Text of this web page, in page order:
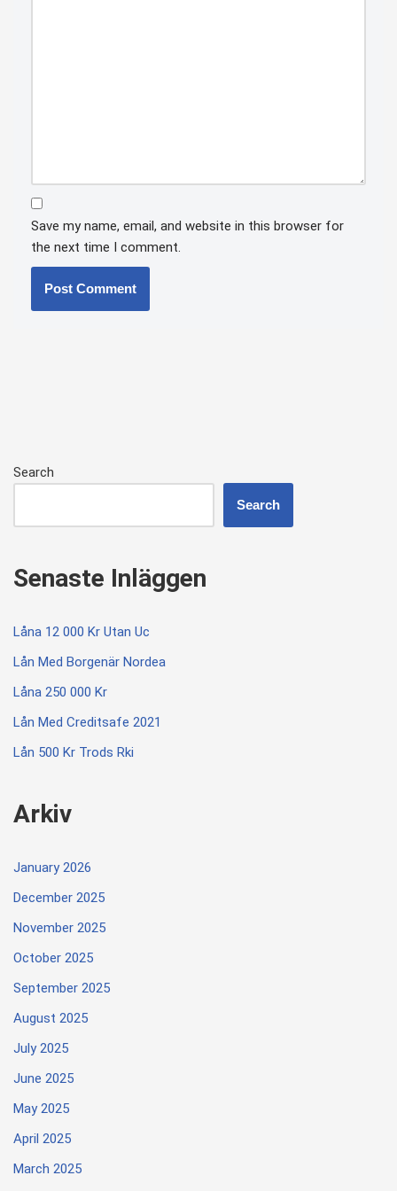
Save my name, email, and website in this browser for
the next time I comment.
Search
Search
Senaste Inläggen
Låna 12 000 Kr Utan Uc
Lån Med Borgenär Nordea
Låna 250 000 Kr
Lån Med Creditsafe 2021
Lån 500 Kr Trods Rki
Arkiv
January 2026
December 2025
November 2025
October 2025
September 2025
August 2025
July 2025
June 2025
May 2025
April 2025
March 2025